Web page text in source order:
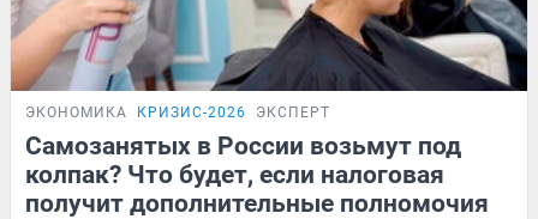
ЭКОНОМИКА КРИЗИС-2026 ЭКСПЕРТ
Самозанятых в России возьмут под
колпак? Что будет, если налоговая
получит дополнительные полномочия